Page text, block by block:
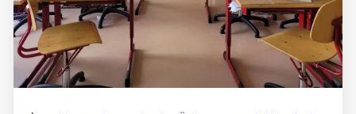
Dil Eğitimi
En Hızlı İngilizce
En Kolay İngilizce